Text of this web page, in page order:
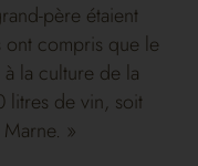
père étaient
ont compris que le
la culture de la
litres de vin, soit
»